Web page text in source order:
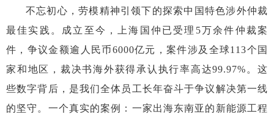
不忘初心，劳模精神引领下的探索中国特色涉外仲裁
最佳实践。成立至今，上海国仲已受理 5万余件仲裁案
件，争议金额逾人民币6000亿元，案件涉及全球113个国
家和地区，裁决书海外获得承认执行率高达99.97%。这
些数字背后，是我们全体员工长年奋斗于争议解决第一线
的坚守。一个真实的案例：一家出海东南亚的新能源工程